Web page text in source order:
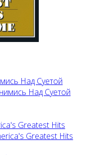
Над Суетой
Greatest Hits